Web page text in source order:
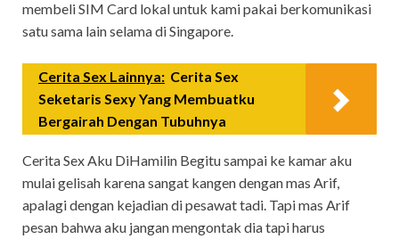
membeli SIM Card lokal untuk kami pakai berkomunikasi
satu sama lain selama di Singapore.
Cerita Sex Lainnya: Cerita Sex
Seketaris Sexy Yang Membuatku
Bergairah Dengan Tubuhnya
Cerita Sex Aku DiHamilin Begitu sampai ke kamar aku
mulai gelisah karena sangat kangen dengan mas Arif,
apalagi dengan kejadian di pesawat tadi. Tapi mas Arif
pesan bahwa aku jangan mengontak dia tapi harus